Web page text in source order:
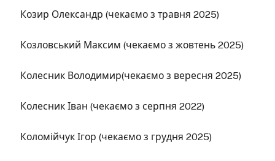
Козир Олександр (чекаємо з травня 2025)
Козловський Максим (чекаємо з жовтень 2025)
Колесник Володимир(чекаємо з вересня 2025)
Колесник Іван (чекаємо з серпня 2022)
Коломійчук Ігор (чекаємо з грудня 2025)